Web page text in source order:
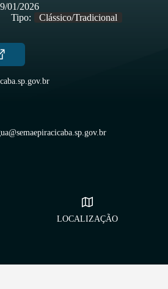
01/2026
Tipo: Clássico/Tradicional
LOCALIZAÇÃO